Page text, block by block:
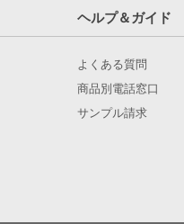
ヘルプ＆ガイド
よくある質問
商品別電話窓口
サンプル請求